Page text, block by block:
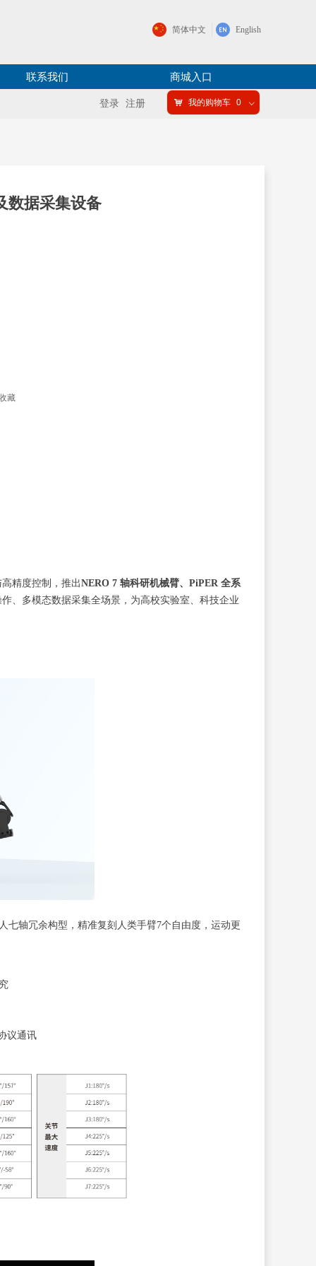
联系我们 商城入口
简体中文 English
登录 注册 낙 我的购物车 0 ꀁ
数据采集设备
精度控制，推出NERO 7 轴科研机械臂、PiPER 全系
、多模态数据采集全场景，为高校实验室、科技企业
轴冗余构型，精准复刻人类手臂7个自由度，运动更
议通讯
藏